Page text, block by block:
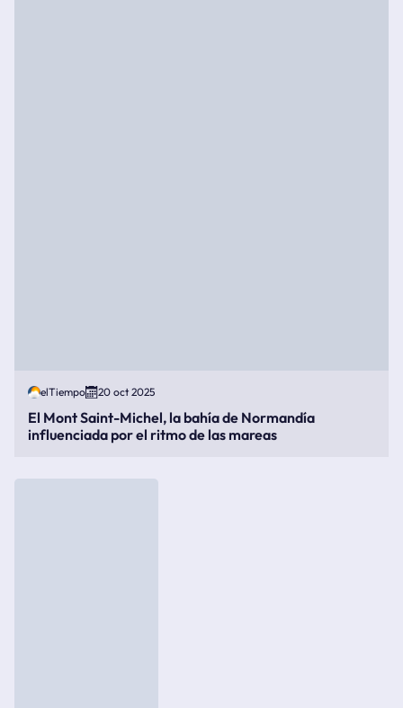
elTiempo 20 oct 2025
El Mont Saint-Michel, la bahía de Normandía
influenciada por el ritmo de las mareas